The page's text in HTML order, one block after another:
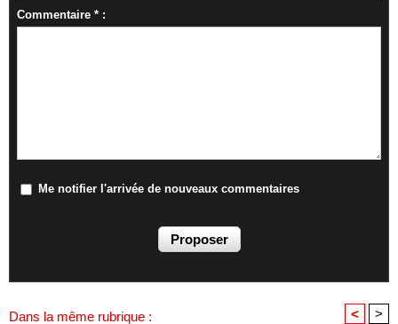
Commentaire * :
Me notifier l'arrivée de nouveaux commentaires
Dans la même rubrique : < >